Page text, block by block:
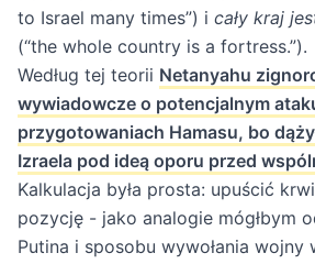
to Israel many times”) i cały kraj
(“the whole country is a fortress.”).
Według tej teorii Netanyahu
wywiadowcze o potencjalnym
przygotowaniach Hamasu, bo
Izraela pod ideą oporu przed
Kalkulacja była prosta: upuścić
pozycję - jako analogie mógłbym
Putina i sposobu wywołania wojny